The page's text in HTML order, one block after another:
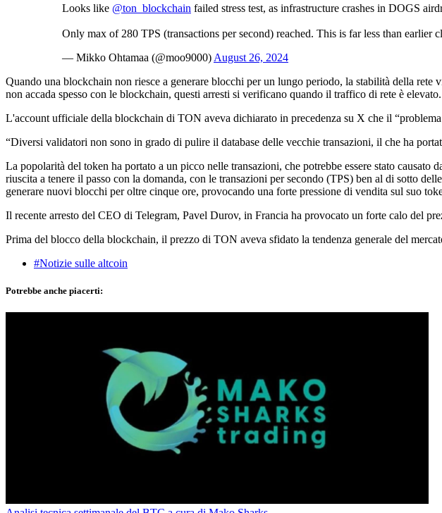
Looks like @ton_blockchain failed stress test, as infrastructure crashes in DOGS
Only max of 280 TPS (transactions per second) reached. This is far less than earlier
— Mikko Ohtamaa (@moo9000) August 26, 2024
Quando una blockchain non riesce a generare blocchi per un lungo periodo, la stabilità della
non accada spesso con le blockchain, questi arresti si verificano quando il traffico di rete è elevato.
L'account ufficiale della blockchain di TON aveva dichiarato in precedenza su X che il
“Diversi validatori non sono in grado di pulire il database delle vecchie transazioni, il che ha
La popolarità del token ha portato a un picco nelle transazioni, che potrebbe essere stato
riuscita a tenere il passo con la domanda, con le transazioni per secondo (TPS) ben al di sotto
generare nuovi blocchi per oltre cinque ore, provocando una forte pressione di vendita sul suo
Il recente arresto del CEO di Telegram, Pavel Durov, in Francia ha provocato un forte calo del
Prima del blocco della blockchain, il prezzo di TON aveva sfidato la tendenza generale del
#Notizie sulle altcoin
Potrebbe anche piacerti: